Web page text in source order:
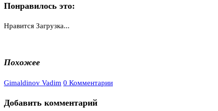
Понравилось это:
Нравится Загрузка...
Похожее
Gimaldinov Vadim 0 Комментарии
Добавить комментарий